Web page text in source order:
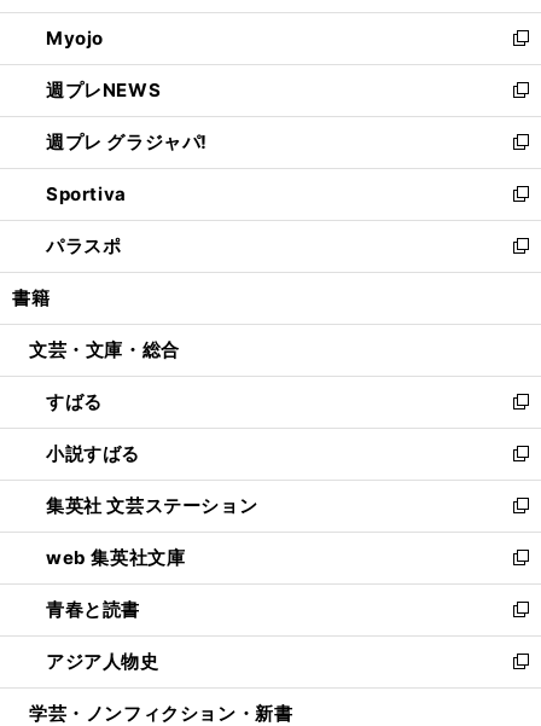
開
く
ウ
で
開
く
ン
ド
ウ
で
開
く
ウ
ィ
ン
ド
ウ
で
開
く
Myojo
新
し
い
ウ
ィ
ン
ド
ウ
で
開
週プレNEWS
新
し
い
ウ
ィ
ン
ド
ウ
開
週プレ グラジャパ!
新
し
い
ウ
ィ
ン
ウ
開
く
Sportiva
新
し
い
ウ
ン
ウ
で
開
く
パラスポ
新
し
ウ
ン
ド
ウ
で
開
く
書籍
文芸・文庫・総合
すばる
新
し
い
ウ
ィ
ン
ド
ウ
で
開
く
小説すばる
新
し
い
ウ
ィ
ン
ド
ウ
で
開
集英社 文芸ステーション
新
し
い
ウ
ィ
ン
ド
ウ
web 集英社文庫
新
し
い
ウ
ィ
ン
青春と読書
新
し
い
ウ
アジア人物史
新
し
学芸・ノンフィクション・新書